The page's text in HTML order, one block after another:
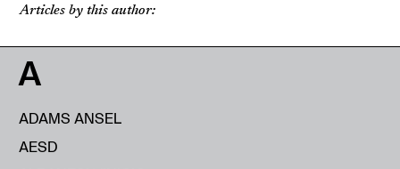
Articles by this author:
A
ADAMS ANSEL
AESD